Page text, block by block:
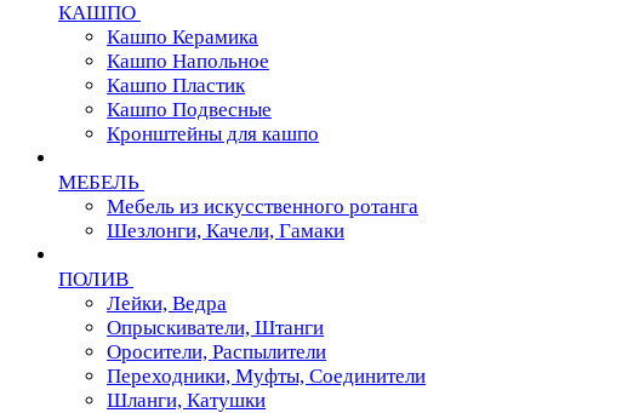
КАШПО
Кашпо Керамика
Кашпо Напольное
Кашпо Пластик
Кашпо Подвесные
Кронштейны для кашпо
МЕБЕЛЬ
Мебель из искусственного ротанга
Шезлонги, Качели, Гамаки
ПОЛИВ
Лейки, Ведра
Опрыскиватели, Штанги
Оросители, Распылители
Переходники, Муфты, Соединители
Шланги, Катушки